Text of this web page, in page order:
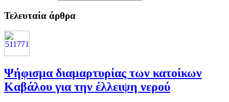
Τελευταία άρθρα
Ψήφισμα διαμαρτυρίας των κατοίκων
Καβάλου για την έλλειψη νερού